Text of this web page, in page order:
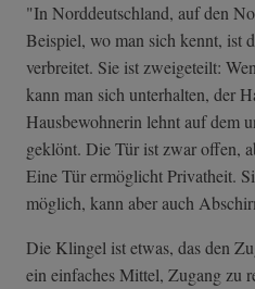
"In Norddeutschland, auf den
Beispiel, wo man sich kennt, ist
verbreitet. Sie ist zweigeteilt:
kann man sich unterhalten, der
Hausbewohnerin lehnt auf dem
geklönt. Die Tür ist zwar offen,
Eine Tür ermöglicht Privatheit.
möglich, kann aber auch
Die Klingel ist etwas, das den
ein einfaches Mittel, Zugang zu